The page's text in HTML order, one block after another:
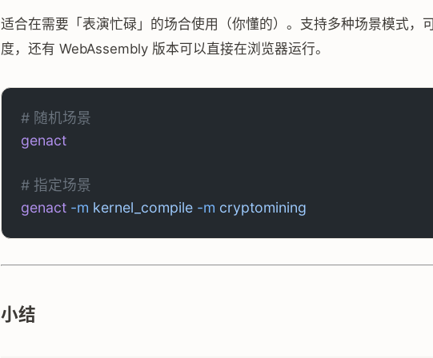
适合在需要「表演忙碌」的场合使用（你懂的）。支持多种场景模式，
度，还有 WebAssembly 版本可以直接在浏览器运行。
# 随机场景
genact
# 指定场景
genact -m kernel_compile -m cryptomining
小结